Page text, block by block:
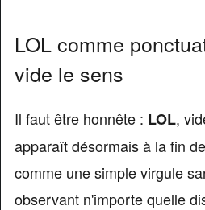
LOL comme
vide le sens
Il faut être honnête : LOL,
apparaît désormais à la fin
comme une simple virgule
observant n'importe quelle